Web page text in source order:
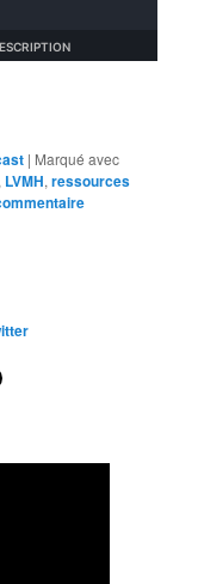
| Marqué avec
LVMH,ressources